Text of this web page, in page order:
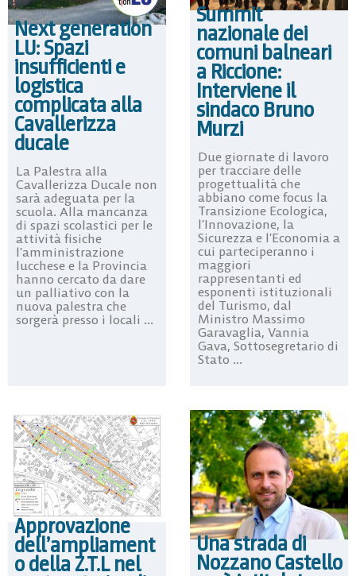
Next generation
LU: Spazi
insufficienti e
logistica
complicata alla
Cavallerizza
ducale
La Palestra alla
Cavallerizza Ducale non
sarà adeguata per la
scuola. Alla mancanza
di spazi scolastici per le
attività fisiche
l’amministrazione
lucchese e la Provincia
hanno cercato da dare
un palliativo con la
nuova palestra che
sorgerà presso i locali ...
Summit
nazionale dei
comuni balneari
a Riccione:
Interviene il
sindaco Bruno
Murzi
Due giornate di lavoro
per tracciare delle
progettualità che
abbiano come focus la
Transizione Ecologica,
l’Innovazione, la
Sicurezza e l’Economia a
cui parteciperanno i
maggiori
rappresentanti ed
esponenti istituzionali
del Turismo, dal
Ministro Massimo
Garavaglia, Vannia
Gava, Sottosegretario di
Stato ...
Approvazione
dell’ampliament
o della Z.T.L nel
Una strada di
Nozzano Castello